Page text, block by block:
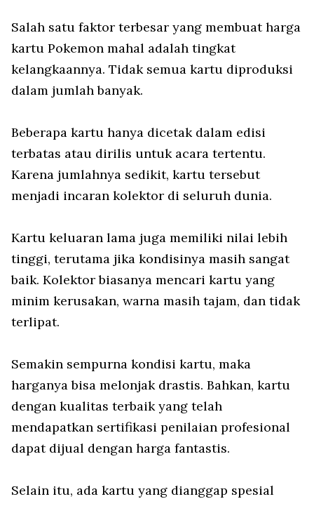
Salah satu faktor terbesar yang membuat harga
kartu Pokemon mahal adalah tingkat
kelangkaannya. Tidak semua kartu diproduksi
dalam jumlah banyak.
Beberapa kartu hanya dicetak dalam edisi
terbatas atau dirilis untuk acara tertentu.
Karena jumlahnya sedikit, kartu tersebut
menjadi incaran kolektor di seluruh dunia.
Kartu keluaran lama juga memiliki nilai lebih
tinggi, terutama jika kondisinya masih sangat
baik. Kolektor biasanya mencari kartu yang
minim kerusakan, warna masih tajam, dan tidak
terlipat.
Semakin sempurna kondisi kartu, maka
harganya bisa melonjak drastis. Bahkan, kartu
dengan kualitas terbaik yang telah
mendapatkan sertifikasi penilaian profesional
dapat dijual dengan harga fantastis.
Selain itu, ada kartu yang dianggap spesial